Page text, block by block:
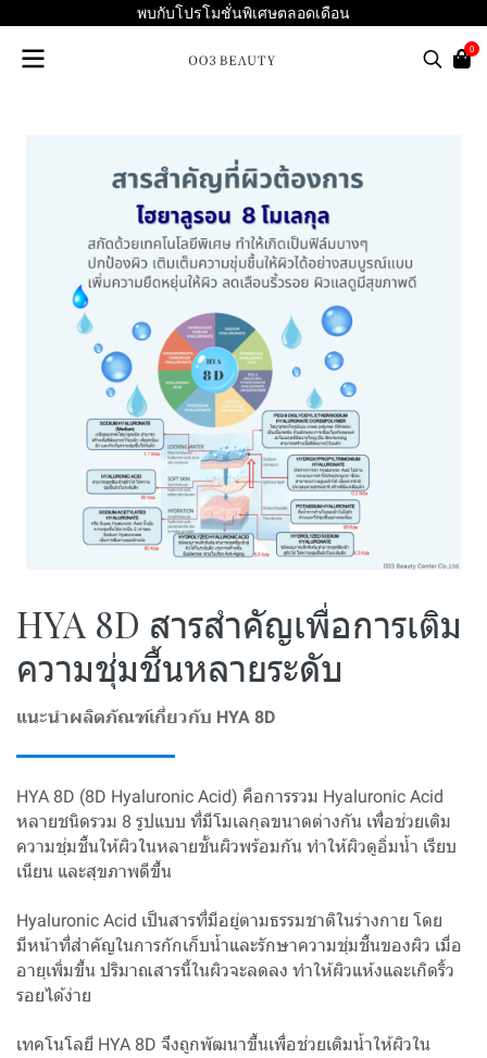
พบกับโปรโมชั่นพิเศษตลอดเดือน
0
HYA 8D สารสำคัญเพื่อการเติม
ความชุ่มชื้นหลายระดับ
แนะนำผลิตภัณฑ์เกี่ยวกับ HYA 8D
HYA 8D (8D Hyaluronic Acid) คือการรวม Hyaluronic Acid
หลายชนิดรวม 8 รูปแบบ ที่มีโมเลกุลขนาดต่างกัน เพื่อช่วยเติม
ความชุ่มชื้นให้ผิวในหลายชั้นผิวพร้อมกัน ทำให้ผิวดูอิ่มน้ำ เรียบ
เนียน และสุขภาพดีขึ้น
Hyaluronic Acid เป็นสารที่มีอยู่ตามธรรมชาติในร่างกาย โดย
มีหน้าที่สำคัญในการกักเก็บน้ำและรักษาความชุ่มชื้นของผิว เมื่อ
อายุเพิ่มขึ้น ปริมาณสารนี้ในผิวจะลดลง ทำให้ผิวแห้งและเกิดริ้ว
รอยได้ง่าย
เทคโนโลยี HYA 8D จึงถูกพัฒนาขึ้นเพื่อช่วยเติมน้ำให้ผิวใน